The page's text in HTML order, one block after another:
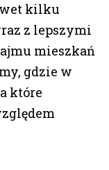
kilku
z lepszymi
mieszkań
gdzie w
które